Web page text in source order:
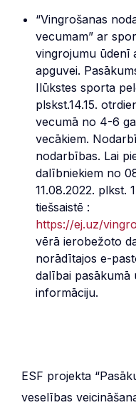
“Vingrošanas
vecumam” ar
vingrojumu ūdenī
apguvei.
Ilūkstes sporta
plskst.14.15.
vecumā no 4-6
vecākiem.
nodarbības. Lai
dalībniekiem no
11.08.2022. plkst.
tiešsaistē :
https://ej.uz/
vērā ierobežoto
norādītajos e-
dalībai pasākumā
informāciju.
ESF projekta
veselības